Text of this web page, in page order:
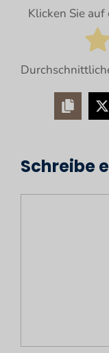
Klicken Sie
Schreibe